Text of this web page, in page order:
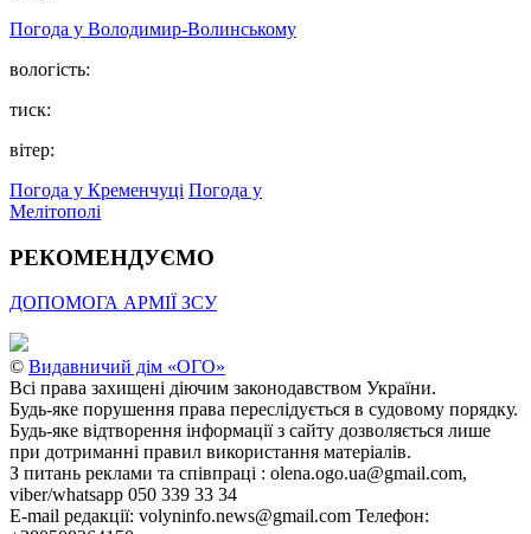
Погода у Володимир-Волинському
вологість:
тиск:
вітер:
Погода у Кременчуці Погода у
Мелітополі
РЕКОМЕНДУЄМО
ДОПОМОГА АРМІЇ ЗСУ
© Видавничий дім «ОГО»
Всі права захищені діючим законодавством України.
Будь-яке порушення права переслідується в судовому порядку.
Будь-яке відтворення інформації з сайту дозволяється лише
при дотриманні правил використання матеріалів.
З питань реклами та співпраці : olena.ogo.ua@gmail.com,
viber/whatsapp 050 339 33 34
E-mail редакції: volyninfo.news@gmail.com Телефон: